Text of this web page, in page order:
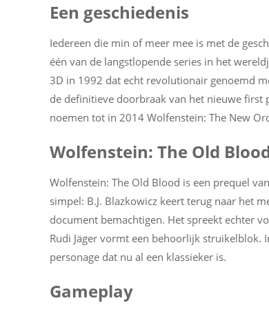
Een geschiedenis
Iedereen die min of meer mee is met de
één van de langstlopende series in het
3D in 1992 dat echt revolutionair genoemd
de definitieve doorbraak van het nieuwe
noemen tot in 2014 Wolfenstein: The New
Wolfenstein: The Old
Wolfenstein: The Old Blood is een prequel
simpel: B.J. Blazkowicz keert terug naar het
document bemachtigen. Het spreekt echter
Rudi Jäger vormt een behoorlijk struikelblok.
personage dat nu al een klassieker is.
Gameplay